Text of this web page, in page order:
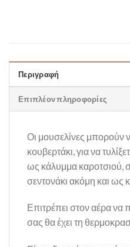
Περιγραφή
Επιπλέον πληροφορίες
Οι μουσελίνες μπορούν
κουβερτάκι, για να
ως κάλυμμα καροτσιού,
σεντονάκι ακόμη και ως
Επιτρέπει στον αέρα να
σας θα έχει τη